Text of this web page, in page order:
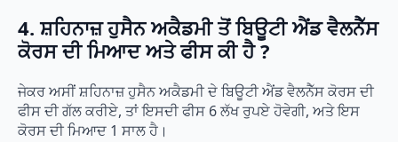
4. ਸ਼ਹਿਨਾਜ਼ ਹੁਸੈਨ ਅਕੈਡਮੀ ਤੋਂ ਬਿਊਟੀ ਐਂਡ ਵੈਲਨੈੱਸ
ਕੋਰਸ ਦੀ ਮਿਆਦ ਅਤੇ ਫੀਸ ਕੀ ਹੈ?
ਜੇਕਰ ਅਸੀਂ ਸ਼ਹਿਨਾਜ਼ ਹੁਸੈਨ ਅਕੈਡਮੀ ਦੇ ਬਿਊਟੀ ਐਂਡ ਵੈਲਨੈੱਸ ਕੋਰਸ ਦੀ
ਫੀਸ ਦੀ ਗੱਲ ਕਰੀਏ, ਤਾਂ ਇਸਦੀ ਫੀਸ 6 ਲੱਖ ਰੁਪਏ ਹੋਵੇਗੀ, ਅਤੇ ਇਸ
ਕੋਰਸ ਦੀ ਮਿਆਦ 1 ਸਾਲ ਹੈ।